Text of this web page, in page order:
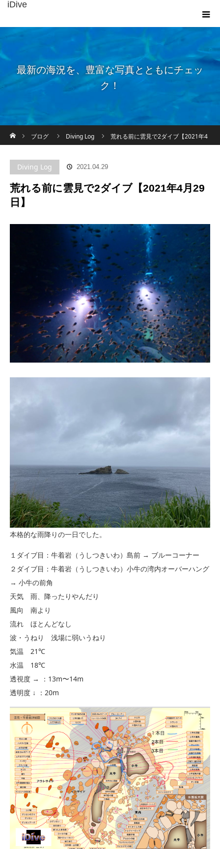
iDive
最新の海況を、豊富な写真とともにチェッ
ク！
ブログ
Diving Log 荒れる前に雲見で2ダイブ【2021年4
Diving Log 2021.04.29
荒れる前に雲見で2ダイブ【2021年4月29
日】
本格的な雨降りの一日でした。
１ダイブ目：牛着岩（うしつきいわ）島前 → ブルーコーナー
２ダイブ目：牛着岩（うしつきいわ）小牛の湾内オーバーハング
→ 小牛の前角
天気 雨、降ったりやんだり
風向 南より
流れ ほとんどなし
波・うねり 浅場に弱いうねり
気温 21℃
水温 18℃
透視度 → ：13m〜14m
透明度 ↓ ：20m